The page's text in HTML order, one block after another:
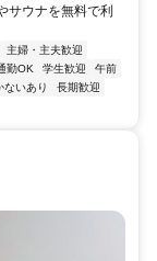
サウナを無料で利
主婦・主夫歓迎
勤OK 学生歓迎
午前
ないあり
長期歓迎